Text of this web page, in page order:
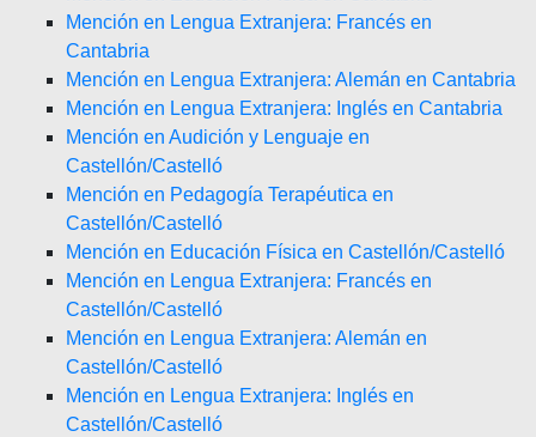
Mención en Lengua Extranjera: Francés en
Cantabria
Mención en Lengua Extranjera: Alemán en Cantabria
Mención en Lengua Extranjera: Inglés en Cantabria
Mención en Audición y Lenguaje en
Castellón/Castelló
Mención en Pedagogía Terapéutica en
Castellón/Castelló
Mención en Educación Física en Castellón/Castelló
Mención en Lengua Extranjera: Francés en
Castellón/Castelló
Mención en Lengua Extranjera: Alemán en
Castellón/Castelló
Mención en Lengua Extranjera: Inglés en
Castellón/Castelló